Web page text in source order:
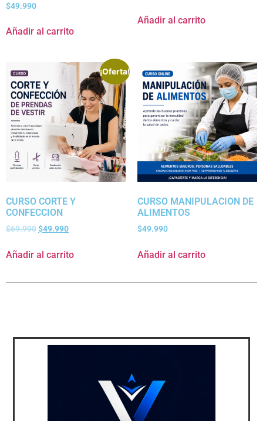
$49.990
Añadir al carrito
Añadir al carrito
¡Oferta!
CURSO CORTE Y
CONFECCION
$69.990$49.990
Añadir al carrito
CURSO MANIPULACION DE
ALIMENTOS
$49.990
Añadir al carrito